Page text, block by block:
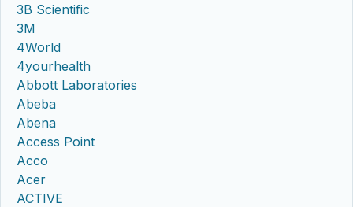
3B Scientific
3M
4World
4yourhealth
Abbott Laboratories
Abeba
Abena
Access Point
Acco
Acer
ACTIVE